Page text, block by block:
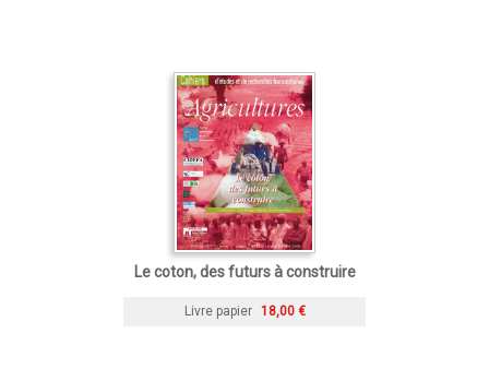
Le coton, des futurs à construire
Livre papier 18,00 €